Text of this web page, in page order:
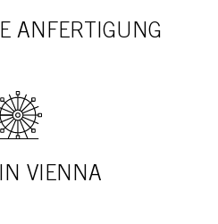
ANFERTIGUNG
VIENNA